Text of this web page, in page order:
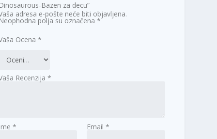
Bazen za decu”
adresa e-pošte neće biti objavljena.
polja su označena*
Ocena*
Recenzija*
* Email*